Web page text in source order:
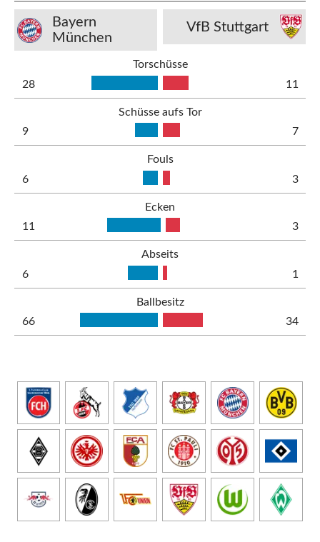
Bayern
München
VfB Stuttgart
Torschüsse
28
11
Schüsse aufs Tor
9
7
Fouls
6
3
Ecken
11
3
Abseits
6
1
Ballbesitz
66
34